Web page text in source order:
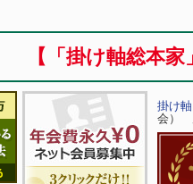
【「掛け軸総本
掛け
会）